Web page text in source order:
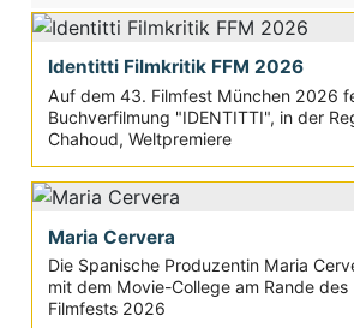
Identitti Filmkritik FFM 2026
Auf dem 43. Filmfest München 2026
Buchverfilmung "IDENTITTI", in der
Chahoud, Weltpremiere
Maria Cervera
Die Spanische Produzentin Maria
mit dem Movie-College am Rande des
Filmfests 2026